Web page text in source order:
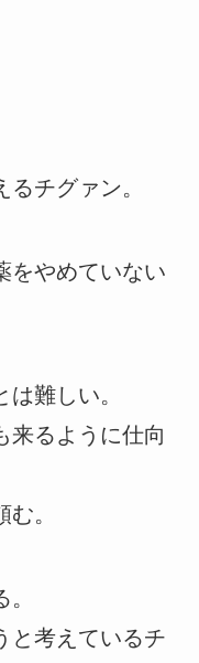
チグァン。
をやめていない
難しい。
来るように仕向
。
と考えているチ